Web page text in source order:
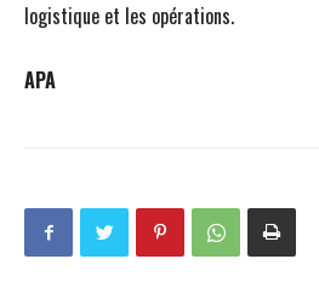
logistique et les opérations.
APA